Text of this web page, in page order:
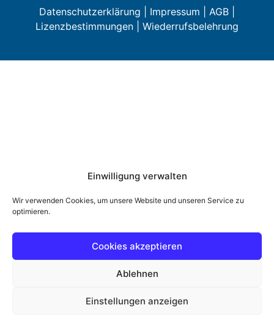
Einwilligung verwalten
Wir verwenden Cookies, um unsere Website und unseren Service zu
optimieren.
Cookies akzeptieren
Ablehnen
Einstellungen anzeigen
Datenschutzerklärung Impressum AGB
Lizenzbestimmungen
Wiederrufsbelehrung